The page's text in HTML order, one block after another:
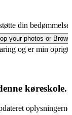
din bedømmelse.
your photos or
og er min
køreskole.